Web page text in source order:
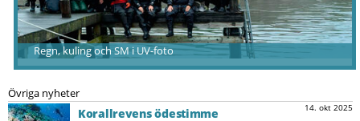
Regn, kuling och SM i UV-foto
Övriga nyheter
14. okt 2025
Korallrevens ödestimme